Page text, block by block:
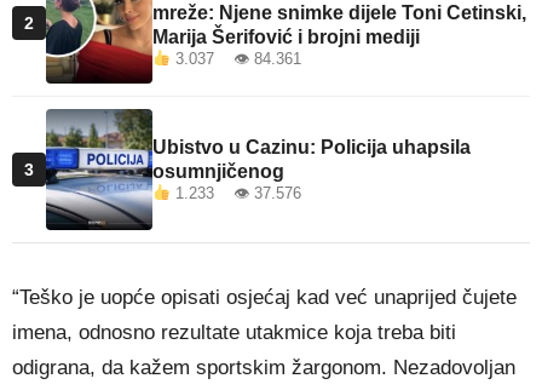
2
mreže: Njene snimke dijele Toni Cetinski,
Marija Šerifović i brojni mediji
3.037 👁 84.361
3
Ubistvo u Cazinu: Policija uhapsila
osumnjičenog
1.233 👁 37.576
“Teško je uopće opisati osjećaj kad već unaprijed čujete
imena, odnosno rezultate utakmice koja treba biti
odigrana, da kažem sportskim žargonom. Nezadovoljan